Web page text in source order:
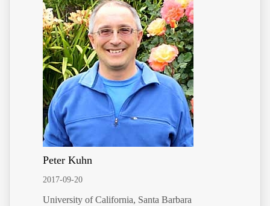
Peter Kuhn
2017-09-20
University of California, Santa Barbara